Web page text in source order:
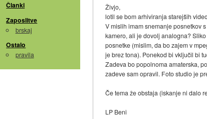
Članki
Zaposlitve
brskaj
Ostalo
pravila
Živjo,
lotil se bom arhiviranja starejših
V mislih imam snemanje posnetkov
kamero, ali je dovolj analogna?
posnetke (mislim, da bo zajem v
je brez tona). Ponekod bi vključil bi
Zadeva bo popolnoma amaterska,
zadeve sam opravil. Foto studio je
Če tema že obstaja (iskanje ni dalo
LP Beni